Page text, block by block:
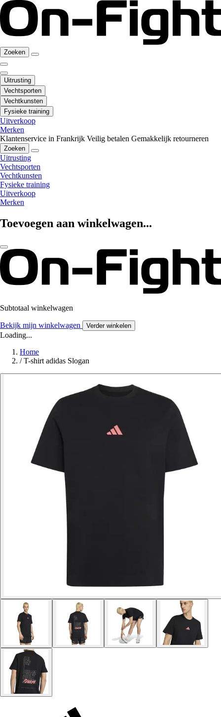
Zoeken
Uitrusting
Vechtsporten
Vechtkunsten
Fysieke training
Uitverkoop
Merken
Klantenservice in Frankrijk Veilig betalen Gemakkelijk retourneren
Zoeken
Uitrusting
Vechtsporten
Vechtkunsten
Fysieke training
Uitverkoop
Merken
Toevoegen aan winkelwagen...
Subtotaal winkelwagen
Bekijk mijn winkelwagen Verder winkelen
Loading...
Home
/ T-shirt adidas Slogan